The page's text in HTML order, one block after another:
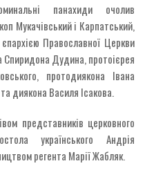
панахиди очолив
Мукачівський і Карпатський,
Православної Церкви
Спиридона Дудина, протоієрея
протодиякона Івана
диякона Василя Ісакова.
представників церковного
українського Андрія
регента Марії Жабляк.